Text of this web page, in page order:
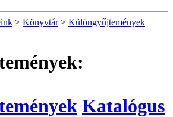
> Könyvtár> Különgyűjtemények
Katalógus